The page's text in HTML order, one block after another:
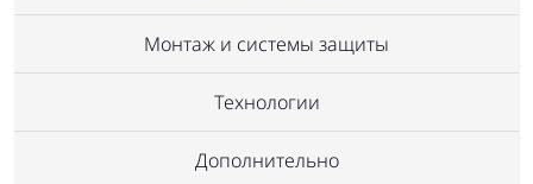
Монтаж и системы защиты
Технологии
Дополнительно